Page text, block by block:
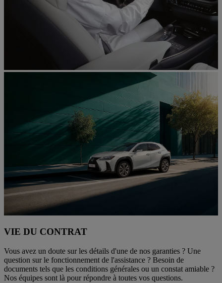
VIE DU CONTRAT
Vous avez un doute sur les détails d'une de nos garanties ? Une
question sur le fonctionnement de l'assistance ? Besoin de
documents tels que les conditions générales ou un constat amiable ?
Nos équipes sont là pour répondre à toutes vos questions.